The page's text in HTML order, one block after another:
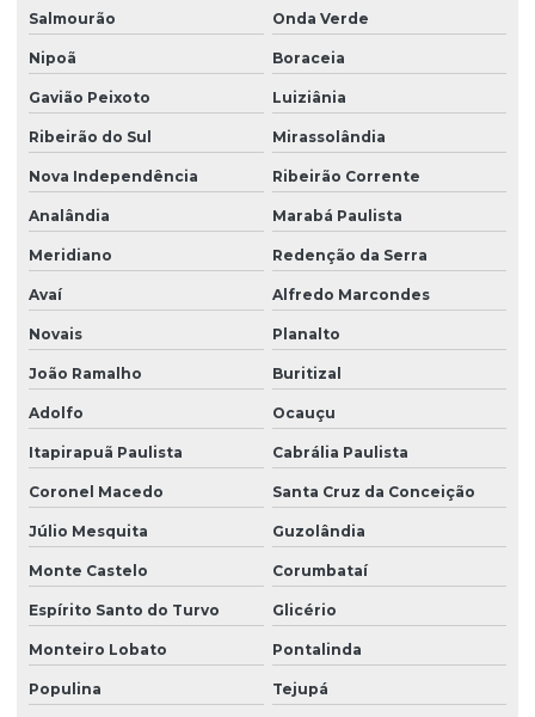
Salmourão Onda Verde
Nipoã Boraceia
Gavião Peixoto Luiziânia
Ribeirão do Sul Mirassolândia
Nova Independência Ribeirão Corrente
Analândia Marabá Paulista
Meridiano Redenção da Serra
Avaí Alfredo Marcondes
Novais Planalto
João Ramalho Buritizal
Adolfo Ocauçu
Itapirapuã Paulista Cabrália Paulista
Coronel Macedo Santa Cruz da Conceição
Júlio Mesquita Guzolândia
Monte Castelo Corumbataí
Espírito Santo do Turvo Glicério
Monteiro Lobato Pontalinda
Populina Tejupá